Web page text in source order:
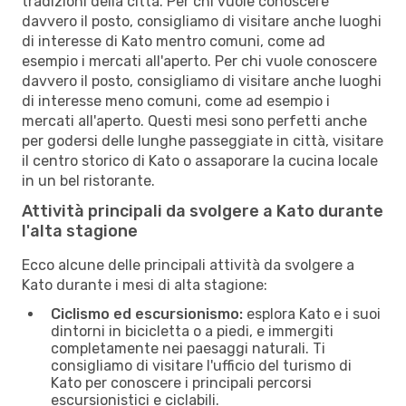
davvero il posto, consigliamo di visitare anche luoghi
di interesse di Kato mentro comuni, come ad
esempio i mercati all'aperto. Per chi vuole conoscere
davvero il posto, consigliamo di visitare anche luoghi
di interesse meno comuni, come ad esempio i
mercati all'aperto. Questi mesi sono perfetti anche
per godersi delle lunghe passeggiate in città, visitare
il centro storico di Kato o assaporare la cucina locale
in un bel ristorante.
Attività principali da svolgere a Kato durante
l'alta stagione
Ecco alcune delle principali attività da svolgere a
Kato durante i mesi di alta stagione:
Ciclismo ed escursionismo: esplora Kato e i suoi
dintorni in bicicletta o a piedi, e immergiti
completamente nei paesaggi naturali. Ti
consigliamo di visitare l'ufficio del turismo di
Kato per conoscere i principali percorsi
escursionistici e ciclabili.